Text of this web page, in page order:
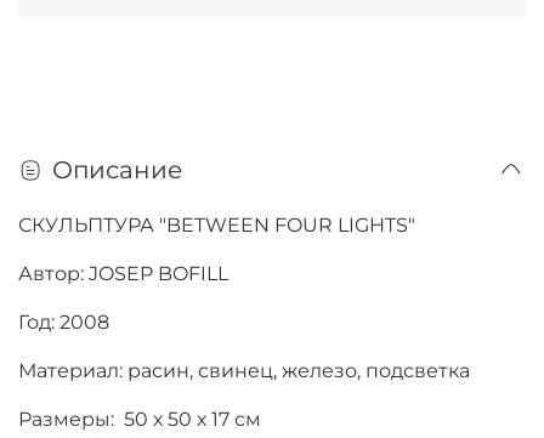
Описание
СКУЛЬПТУРА "BETWEEN FOUR LIGHTS"
Автор: JOSEP BOFILL
Год: 2008
Материал: расин, свинец, железо, подсветка
Размеры: 50 х 50 х 17 см